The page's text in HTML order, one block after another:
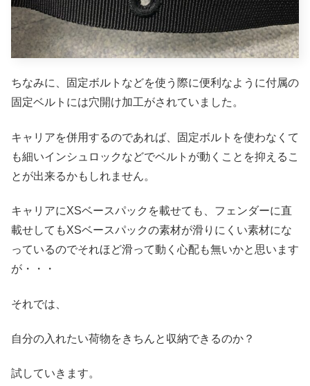
ちなみに、固定ボルトなどを使う際に便利なように付属の
固定ベルトには穴開け加工がされていました。
キャリアを併用するのであれば、固定ボルトを使わなくて
も細いインシュロックなどでベルトが動くことを抑えるこ
とが出来るかもしれません。
キャリアにXSベースパックを載せても、フェンダーに直
載せしてもXSベースパックの素材が滑りにくい素材にな
っているのでそれほど滑って動く心配も無いかと思います
が・・・
それでは、
自分の入れたい荷物をきちんと収納できるのか？
試していきます。